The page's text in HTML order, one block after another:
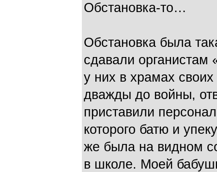
Обстановка-то…
Обстановка была
сдавали органистам
у них в храмах
дважды до войны,
приставили
которого батю и
же была на видном
в школе. Моей